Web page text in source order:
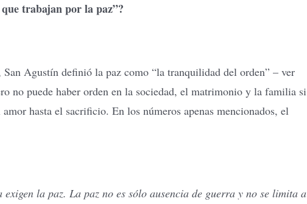
trabajan por la paz”?
San Agustín definió la paz como “la tranquilidad del orden” – ver
no puede haber orden en la sociedad, el matrimonio y la familia si
hasta el sacrificio. En los números apenas mencionados, el
la paz. La paz no es sólo ausencia de guerra y no se limita a